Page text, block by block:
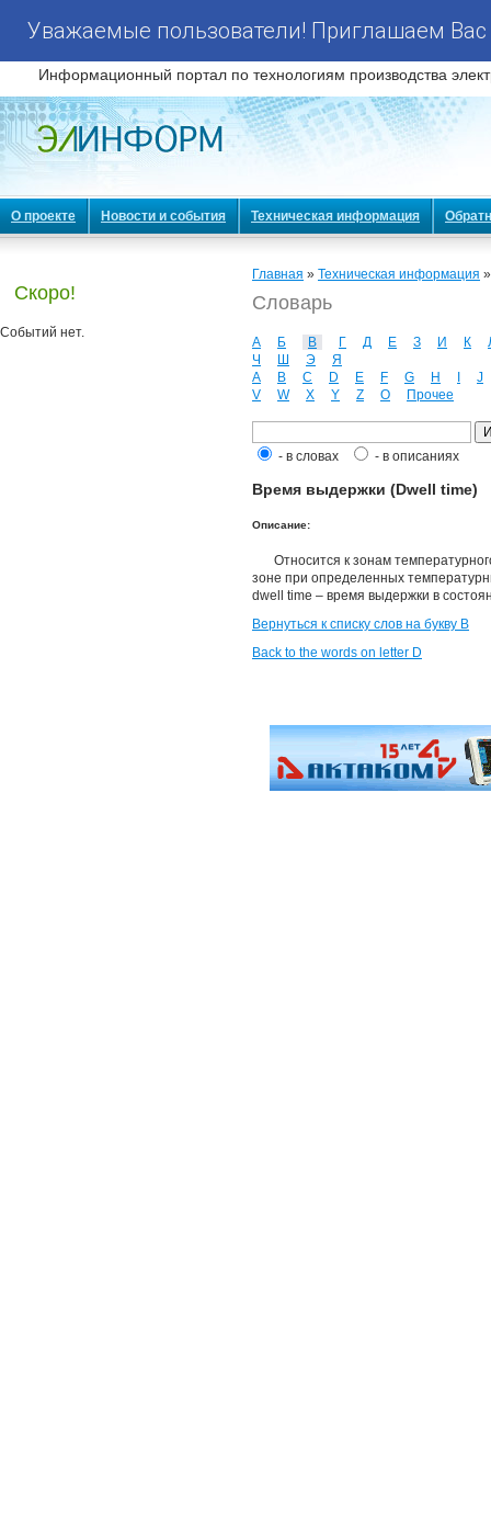
Уважаемые пользователи! Приглашаем
Информационный портал по технологиям производства
О проекте Новости и события Техническая информация
Скоро!
Событий нет.
Главная » Техническая информация
Словарь
А Б В Г Д Е З И К
Ч
Ш Э
Я
A
B C D E F G H
J
V
W X Y Z О Прочее
- в словах - в описаниях
Время выдержки (Dwell time)
Описание:
Относится к зонам
зоне при определенных
dwell time – время выдержки в
Вернуться к списку слов на букву В
Back to the words on letter D